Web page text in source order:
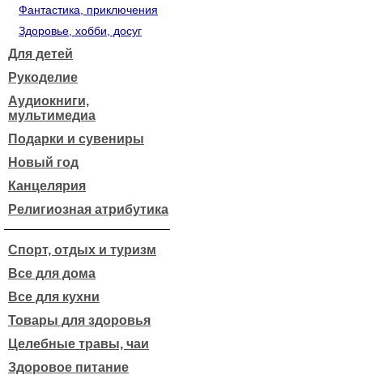
Фантастика, приключения
Здоровье, хобби, досуг
Для детей
Рукоделие
Аудиокниги,
мультимедиа
Подарки и сувениры
Новый год
Канцелярия
Религиозная атрибутика
Спорт, отдых и туризм
Все для дома
Все для кухни
Товары для здоровья
Целебные травы, чаи
Здоровое питание